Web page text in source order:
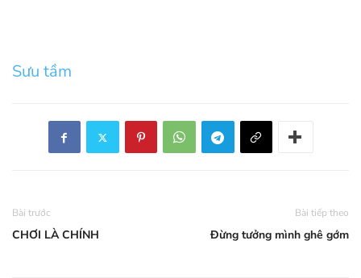
Sưu tầm
Bài trước
CHƠI LÀ CHÍNH
Bài tiếp theo
Đừng tưởng mình ghê gớm